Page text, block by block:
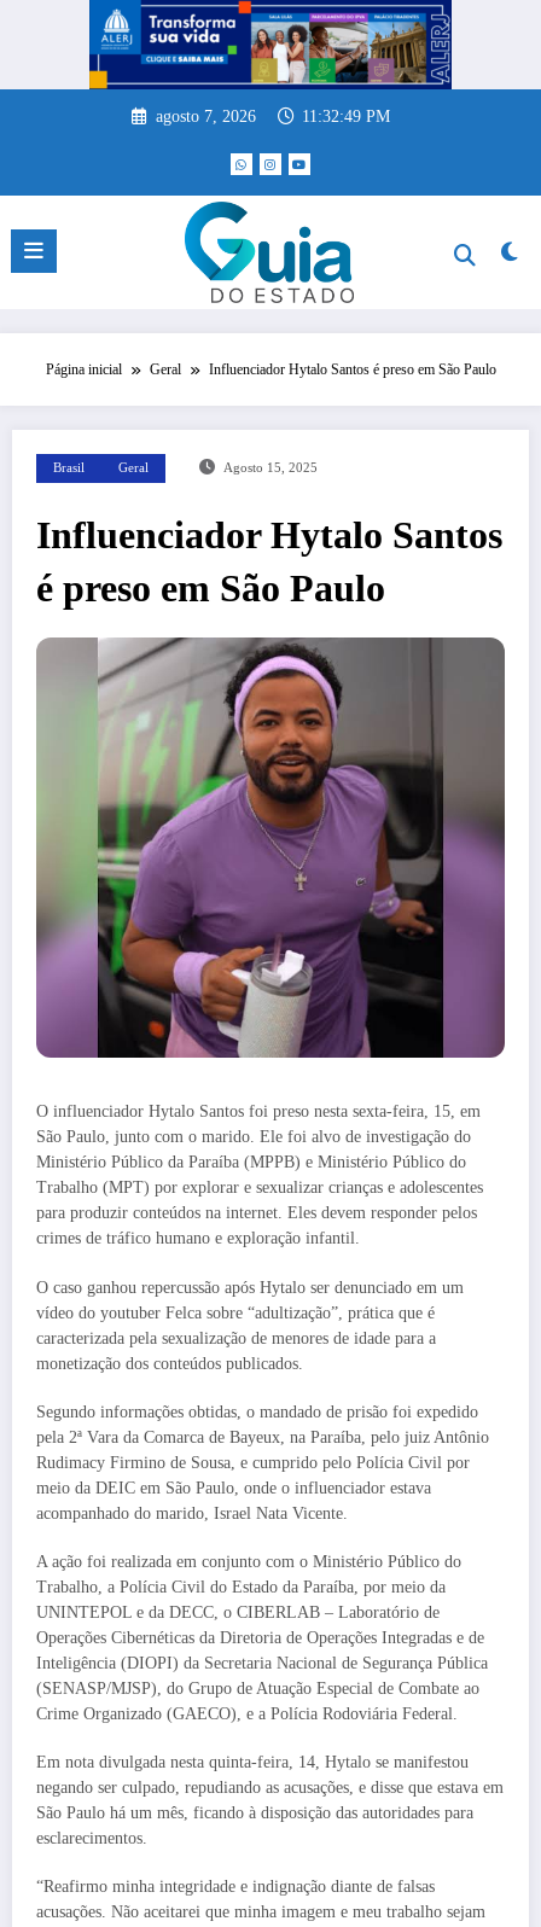
agosto 7, 2026 11:32:49 PM
Página inicial Geral Influenciador Hytalo Santos é preso em São Paulo
Brasil Geral Agosto 15, 2025
Influenciador Hytalo Santos
é preso em São Paulo
O influenciador Hytalo Santos foi preso nesta sexta-feira, 15, em
São Paulo, junto com o marido. Ele foi alvo de investigação do
Ministério Público da Paraíba (MPPB) e Ministério Público do
Trabalho (MPT) por explorar e sexualizar crianças e adolescentes
para produzir conteúdos na internet. Eles devem responder pelos
crimes de tráfico humano e exploração infantil.
O caso ganhou repercussão após Hytalo ser denunciado em um
vídeo do youtuber Felca sobre “adultização”, prática que é
caracterizada pela sexualização de menores de idade para a
monetização dos conteúdos publicados.
Segundo informações obtidas, o mandado de prisão foi expedido
pela 2ª Vara da Comarca de Bayeux, na Paraíba, pelo juiz Antônio
Rudimacy Firmino de Sousa, e cumprido pelo Polícia Civil por
meio da DEIC em São Paulo, onde o influenciador estava
acompanhado do marido, Israel Nata Vicente.
A ação foi realizada em conjunto com o Ministério Público do
Trabalho, a Polícia Civil do Estado da Paraíba, por meio da
UNINTEPOL e da DECC, o CIBERLAB – Laboratório de
Operações Cibernéticas da Diretoria de Operações Integradas e de
Inteligência (DIOPI) da Secretaria Nacional de Segurança Pública
(SENASP/MJSP), do Grupo de Atuação Especial de Combate ao
Crime Organizado (GAECO), e a Polícia Rodoviária Federal.
Em nota divulgada nesta quinta-feira, 14, Hytalo se manifestou
negando ser culpado, repudiando as acusações, e disse que estava em
São Paulo há um mês, ficando à disposição das autoridades para
esclarecimentos.
“Reafirmo minha integridade e indignação diante de falsas
acusações. Não aceitarei que minha imagem e meu trabalho sejam